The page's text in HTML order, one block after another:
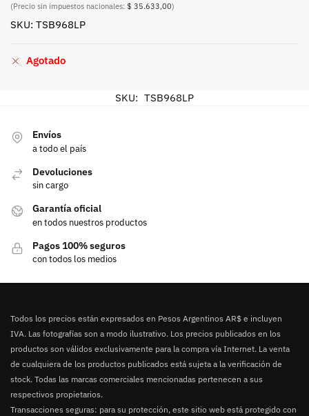
(Precio sin impuestos nacionales: $ 35.633,00)
SKU: TSB968LP
Agotado
SKU: TSB968LP
Envíos
a todo el país
Devoluciones
sin cargo
Garantía oficial
en todos nuestros productos
Pagos 100% seguros
con todos los medios
Todos los precios están expresados en Pesos Argentinos AR$ e incluyen
IVA. Las fotografías son a modo ilustrativo. Los precios publicados en los
productos son válidos exclusivamente para la compra vía Internet. La venta
de cualquiera de los productos publicados está sujeta a la verificación de
stock. Todas las marcas comerciales mencionadas pertenecen a sus
respectivos propietarios.
Transacciones seguras: para su protección, este sitio web está protegido con